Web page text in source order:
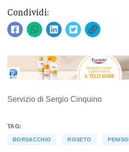
Condividi:
Servizio di Sergio Cinquino
TAG:
BORSACCHIO ROSETO